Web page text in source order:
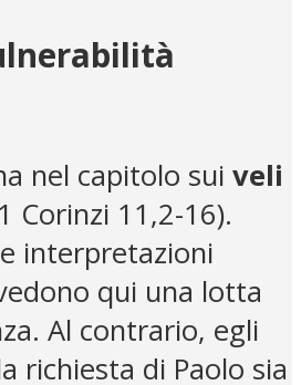
nel capitolo sui veli
Corinzi 11,2-16).
interpretazioni
qui una lotta
Al contrario, egli
richiesta di Paolo sia